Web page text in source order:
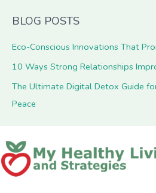
BLOG POSTS
Eco-Conscious Innovations That
10 Ways Strong Relationships
The Ultimate Digital Detox Guide
Peace